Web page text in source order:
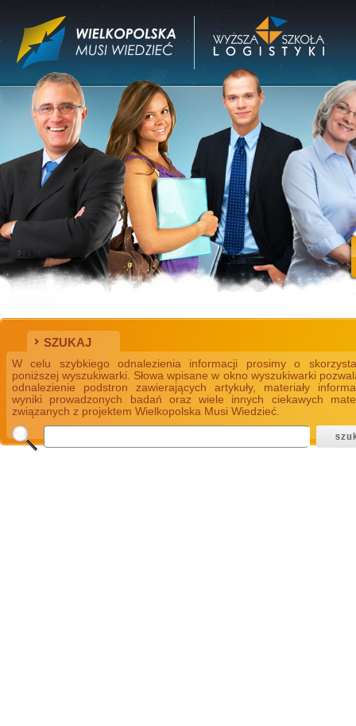
SZUKAJ
W celu szybkiego odnalezienia informacji prosimy o
poniższej wyszukiwarki. Słowa wpisane w okno wyszukiwarki
odnalezienie podstron zawierających artykuły, materiały
wyniki prowadzonych badań oraz wiele innych ciekawych
związanych z projektem Wielkopolska Musi Wiedzieć.